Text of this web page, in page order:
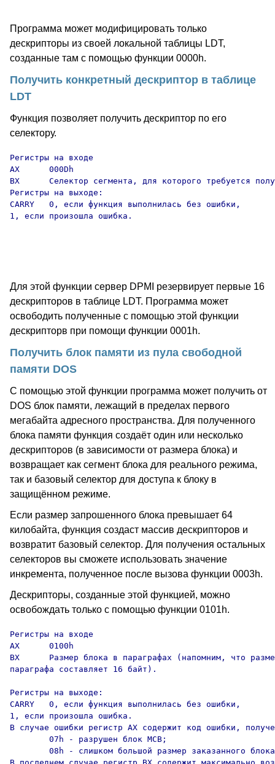
Программа может модифицировать только
дескрипторы из своей локальной таблицы LDT,
созданные там с помощью функции 0000h.
Получить конкретный дескриптор в таблице
LDT
Функция позволяет получить дескриптор по его
селектору.
Регистры на входе
AX      000Dh
BX      Селектор сегмента, для которого требуется
Регистры на выходе:
CARRY   0, если функция выполнилась без ошибки,
1, если произошла ошибка.
Для этой функции сервер DPMI резервирует первые 16
дескрипторов в таблице LDT. Программа может
освободить полученные с помощью этой функции
дескрипторв при помощи функции 0001h.
Получить блок памяти из пула свободной
памяти DOS
С помощью этой функции программа может получить от
DOS блок памяти, лежащий в пределах первого
мегабайта адресного пространства. Для полученного
блока памяти функция создаёт один или несколько
дескрипторов (в зависимости от размера блока) и
возвращает как сегмент блока для реального режима,
так и базовый селектор для доступа к блоку в
защищённом режиме.
Если размер запрошенного блока превышает 64
килобайта, функция создаст массив дескрипторов и
возвратит базовый селектор. Для получения остальных
селекторов вы сможете использовать значение
инкремента, полученное после вызова функции 0003h.
Дескрипторы, созданные этой функцией, можно
освобождать только с помощью функции 0101h.
Регистры на входе
AX      0100h
BX      Размер блока в параграфах (напомним, что
параграфа составляет 16 байт).
Регистры на выходе:
CARRY   0, если функция выполнилась без ошибки,
1, если произошла ошибка.
В случае ошибки регистр AX содержит код ошибки,
        07h - разрушен блок MCB;
08h - слишком большой размер заказанного